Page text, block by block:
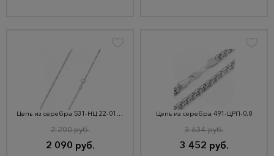
Цепь из серебра 531-НЦ 22-014-3 d 0.
2 090 руб.
2 200 руб.
Цепь из серебра 491-ЦРП-0,8
3 452 руб.
3 634 руб.